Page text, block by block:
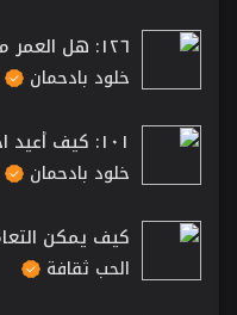
١٢٦: هل العمر مجرد رقم ؟
خلود بادحمان
١٠١: كيف أعيد اختراع ذاتي ؟
خلود بادحمان
كيف يمكن
الحب ثقافة